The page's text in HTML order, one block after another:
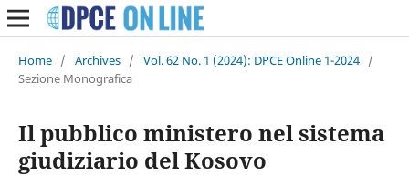
Home / Archives / Vol. 62 No. 1 (2024): DPCE Online 1-2024 /
Sezione Monografica
Il pubblico ministero nel sistema
giudiziario del Kosovo